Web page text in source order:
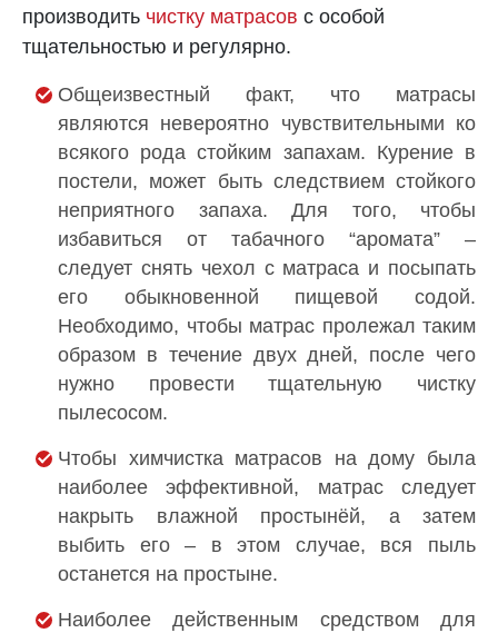
производить чистку матрасов с особой
тщательностью и регулярно.
Общеизвестный факт, что матрасы
являются невероятно чувствительными ко
всякого рода стойким запахам. Курение в
постели, может быть следствием стойкого
неприятного запаха. Для того, чтобы
избавиться от табачного “аромата” –
следует снять чехол с матраса и посыпать
его обыкновенной пищевой содой.
Необходимо, чтобы матрас пролежал таким
образом в течение двух дней, после чего
нужно провести тщательную чистку
пылесосом.
Чтобы химчистка матрасов на дому была
наиболее эффективной, матрас следует
накрыть влажной простынёй, а затем
выбить его – в этом случае, вся пыль
останется на простыне.
Наиболее действенным средством для